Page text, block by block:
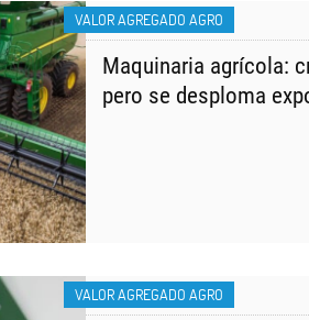
VALOR AGREGADO AGRO
Maquinaria agrícola:
pero se desploma
VALOR AGREGADO AGRO